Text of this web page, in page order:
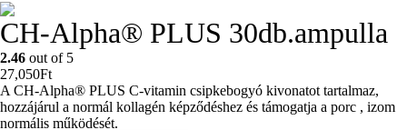
CH-Alpha® PLUS 30db.ampulla
2.46 out of 5
27,050Ft
A CH-Alpha® PLUS C-vitamin csipkebogyó kivonatot tartalmaz,
hozzájárul a normál kollagén képződéshez és támogatja a porc , izom
normális működését.